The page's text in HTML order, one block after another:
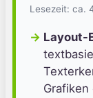
Lesezeit: ca.
Layout-